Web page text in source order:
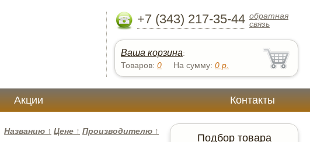
+7 (343) 217-35-44 обратная
связь
Ваша корзина:
Товаров: 0 На сумму: 0 р.
Акции Контакты
Подбор товара
Названию ↑ Цене ↑ Производителю ↑